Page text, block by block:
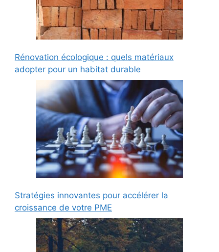
Rénovation écologique : quels matériaux
adopter pour un habitat durable
Stratégies innovantes pour accélérer la
croissance de votre PME